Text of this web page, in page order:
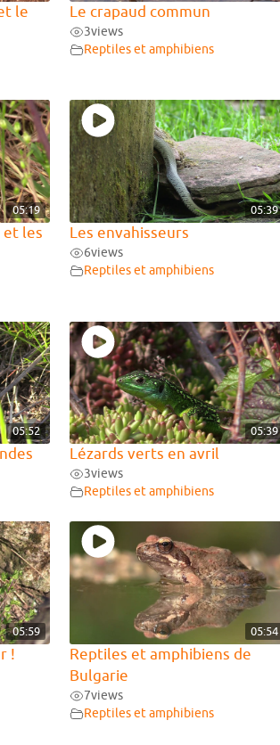
le
Le crapaud commun
3views
Reptiles et amphibiens
05:19
et les
05:39
Les envahisseurs
6views
Reptiles et amphibiens
05:52 05:39
Lézards verts en avril
3views
Reptiles et amphibiens
05:59
!
05:54
Reptiles et amphibiens de
Bulgarie
7views
Reptiles et amphibiens